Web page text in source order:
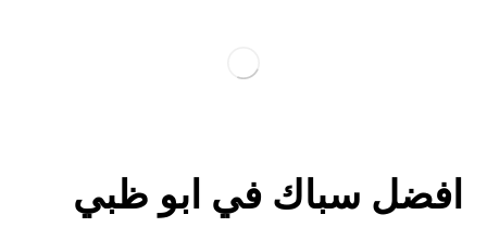
افضل سباك في ابو ظبي